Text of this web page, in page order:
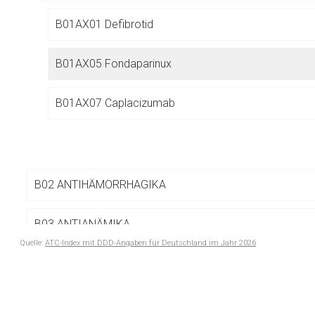
B01AX01 Defibrotid
B01AX05 Fondaparinux
B01AX07 Caplacizumab
B02 ANTIHÄMORRHAGIKA
B03 ANTIANÄMIKA
Quelle: ATC-Index mit DDD-Angaben für Deutschland im Jahr 2026
Betreiber